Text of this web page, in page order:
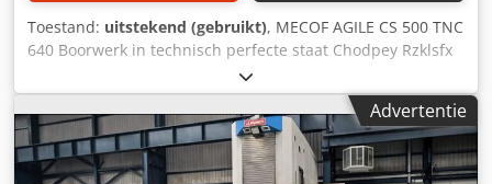
Toestand: uitstekend (gebruikt), MECOF AGILE CS 500 TNC
640 Boorwerk in technisch perfecte staat Chodpey Rzklsfx
Alisa Technische gegevens: – Spindelopname: ISO 50 –
Langsverplaatsing: 6000 mm – Dwarsverplaatsing: 1250
mm – Verticale verplaatsing: 1700 mm – Tafelafmeting:
7300×1090 + (2 CUBI 1520×1000) mm – Spindelsnelheid:
4000 tpm – CNC-model: fidia CXR – Gereedschapswisselaar
Advertentie